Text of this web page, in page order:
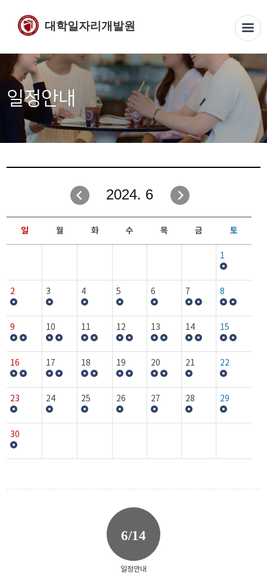
대학일자리개발원
일정안내
2024. 6
일 월 화 수 목 금 토
1
2 3 4 5 6 7 8
9 10 11 12 13 14 15
16 17 18 19 20 21 22
23 24 25 26 27 28 29
30
6/14
일정안내